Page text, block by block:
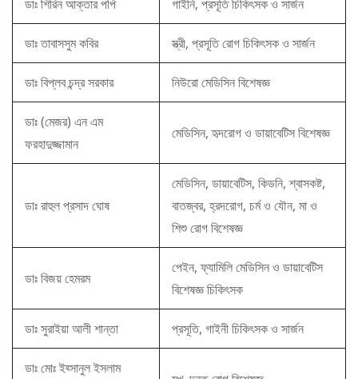
ডাঃ শিরিন আক্তার পপি গাইনি, প্রসূতি চিকিৎসক ও সার্জন
ডাঃ তাবাসসুম কবির স্ত্রী, প্রসূতি রোগ চিকিৎসক ও সার্জন
ডাঃ বিপ্লব চন্দ্র সরকার নিউরো মেডিসিন বিশেষজ্ঞ
ডাঃ (মেজর) এন এম
ফরহাদুজ্জামান
মেডিসিন, হৃদরোগ ও ডায়াবেটিস বিশেষজ্ঞ
ডাঃ রাহুল প্রসাদ ঘোষ
মেডিসিন, ডায়াবেটিস, কিডনি, শ্বাসকষ্ট,
বাতজ্বর, হ্রদরোগ, চর্ম ও যৌন, মা ও
শিশু রোগ বিশেষজ্ঞ
ডাঃ বিজয় হেমরম
পেইন, ফ্যামিলি মেডিসিন ও ডায়াবেটিস
বিশেষজ্ঞ চিকিৎসক
ডাঃ সুরাইয়া আলী শান্তা প্রসূতি, গাইনী চিকিৎসক ও সার্জন
ডাঃ মোঃ ইহ্সানুল ইসলাম